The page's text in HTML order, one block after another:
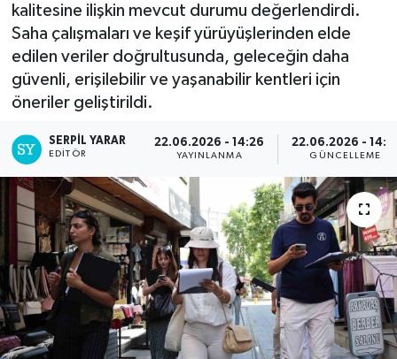
kalitesine ilişkin mevcut durumu değerlendirdi.
Saha çalışmaları ve keşif yürüyüşlerinden elde
edilen veriler doğrultusunda, geleceğin daha
güvenli, erişilebilir ve yaşanabilir kentleri için
öneriler geliştirildi.
SERPİL YARAR
EDITÖR
22.06.2026 - 14:26
YAYINLANMA
22.06.2026 -
GÜNCELLEME